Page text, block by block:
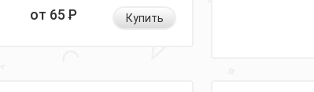
от 65Р Купить